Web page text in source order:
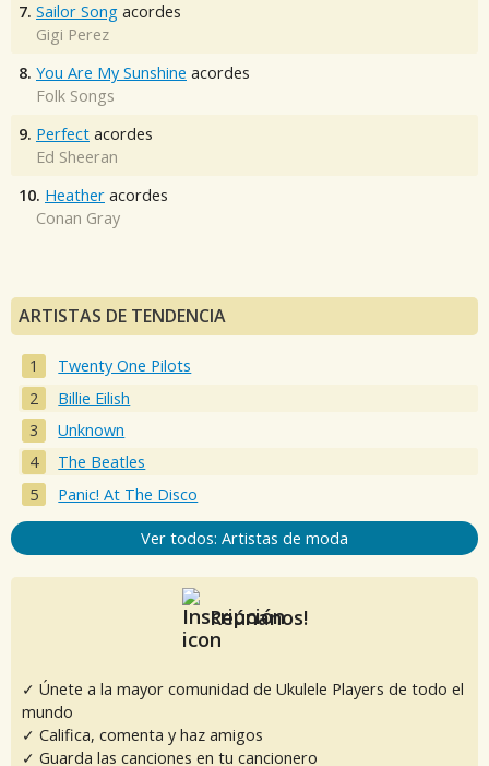
7. Sailor Song acordes
Gigi Perez
8. You Are My Sunshine acordes
Folk Songs
9. Perfect acordes
Ed Sheeran
10. Heather acordes
Conan Gray
ARTISTAS DE TENDENCIA
Twenty One Pilots
Billie Eilish
Unknown
The Beatles
Panic! At The Disco
Ver todos: Artistas de moda
Reúnanos!
✓ Únete a la mayor comunidad de Ukulele Players de todo el
mundo
✓ Califica, comenta y haz amigos
✓ Guarda las canciones en tu cancionero